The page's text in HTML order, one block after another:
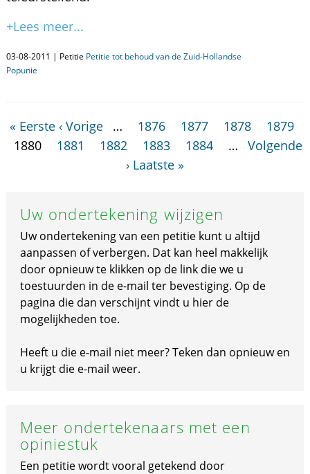
+Lees meer...
03-08-2011 | Petitie Petitie tot behoud van de Zuid-Hollandse
Popunie
« Eerste ‹ Vorige … 1876 1877 1878
1879
1880
1881 1882 1883 1884 …
Volgende
› Laatste »
Uw ondertekening wijzigen
Uw ondertekening van een petitie kunt u altijd
aanpassen of verbergen. Dat kan heel makkelijk
door opnieuw te klikken op de link die we u
toestuurden in de e-mail ter bevestiging. Op de
pagina die dan verschijnt vindt u hier de
mogelijkheden toe.
Heeft u die e-mail niet meer? Teken dan opnieuw en
u krijgt die e-mail weer.
Meer ondertekenaars met een
opiniestuk
Een petitie wordt vooral getekend door